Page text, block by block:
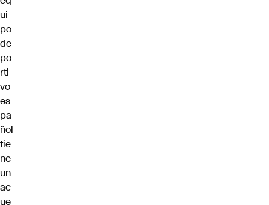
ui
po
de
po
rti
vo
es
pa
ñol
tie
ne
un
ac
ue